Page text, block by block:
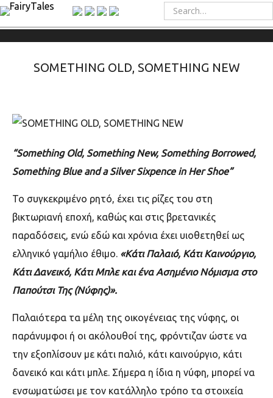
SOMETHING OLD, SOMETHING NEW
“Something Old, Something New, Something Borrowed,
Something Blue and a Silver Sixpence in Her Shoe”
Το συγκεκριμένο ρητό, έχει τις ρίζες του στη
βικτωριανή εποχή, καθώς και στις βρετανικές
παραδόσεις, ενώ εδώ και χρόνια έχει υιοθετηθεί ως
ελληνικό γαμήλιο έθιμο. «Κάτι Παλαιό, Κάτι Καινούργιο,
Κάτι Δανεικό, Κάτι Μπλε και ένα Ασημένιο Νόμισμα στο
Παπούτσι Της (Νύφης)».
Παλαιότερα τα μέλη της οικογένειας της νύφης, οι
παράνυμφοι ή οι ακόλουθοί της, φρόντιζαν ώστε να
την εξοπλίσουν με κάτι παλιό, κάτι καινούργιο, κάτι
δανεικό και κάτι μπλε. Σήμερα η ίδια η νύφη, μπορεί να
ενσωματώσει με τον κατάλληλο τρόπο τα στοιχεία